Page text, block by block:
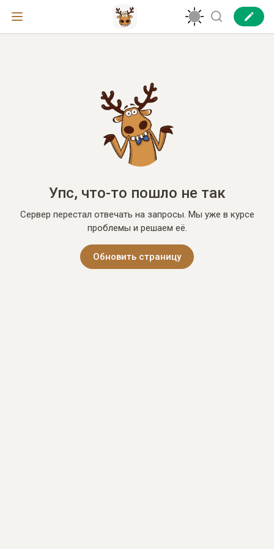
Упс, что-то пошло не так
Сервер перестал отвечать на запросы. Мы уже в курсе
проблемы и решаем её.
Обновить страницу